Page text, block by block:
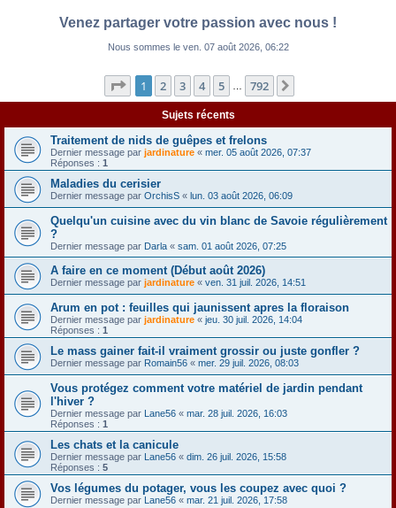
Venez partager votre passion avec nous !
Nous sommes le ven. 07 août 2026, 06:22
Page 1sur792
1 2 3 4 5 792
Sujets récents
Traitement de nids de guêpes et frelons
Dernier message par jardinature « mer. 05 août 2026, 07:37
Réponses : 1
Maladies du cerisier
Dernier message par OrchisS « lun. 03 août 2026, 06:09
Quelqu'un cuisine avec du vin blanc de Savoie régulièrement
?
Dernier message par Darla « sam. 01 août 2026, 07:25
A faire en ce moment (Début août 2026)
Dernier message par jardinature « ven. 31 juil. 2026, 14:51
Arum en pot : feuilles qui jaunissent apres la floraison
Dernier message par jardinature « jeu. 30 juil. 2026, 14:04
Réponses : 1
Le mass gainer fait-il vraiment grossir ou juste gonfler ?
Dernier message par Romain56 « mer. 29 juil. 2026, 08:03
Vous protégez comment votre matériel de jardin pendant
l'hiver ?
Dernier message par Lane56 « mar. 28 juil. 2026, 16:03
Réponses : 1
Les chats et la canicule
Dernier message par Lane56 « dim. 26 juil. 2026, 15:58
Réponses : 5
Vos légumes du potager, vous les coupez avec quoi ?
Dernier message par Lane56 « mar. 21 juil. 2026, 17:58